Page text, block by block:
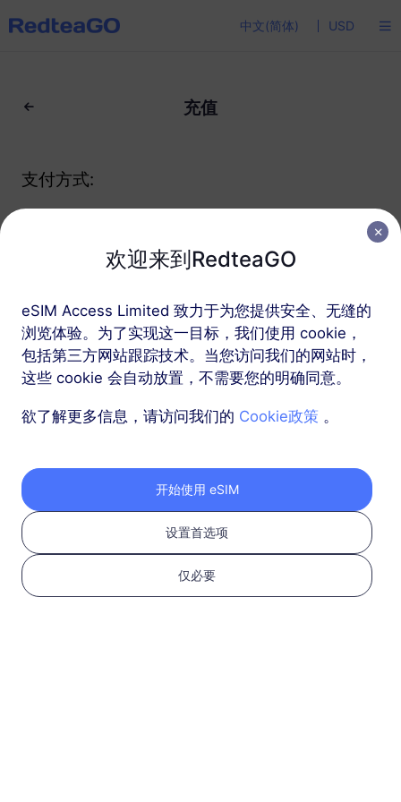
中文(简体) USD
充值
支付方式:
欢迎来到RedteaGO
eSIM Access Limited 致力于为您提供安全、无缝的
浏览体验。为了实现这一目标，我们使用 cookie，
包括第三方网站跟踪技术。当您访问我们的网站时，
这些 cookie 会自动放置，不需要您的明确同意。
欲了解更多信息，请访问我们的 Cookie政策 。
开始使用 eSIM
设置首选项
仅必要